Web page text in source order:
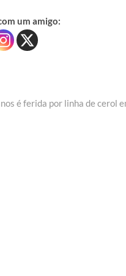
um amigo:
é ferida por linha de cerol